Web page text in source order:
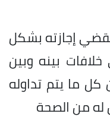
يقضي إجازته بشكل
بينه وبين
كل ما يتم تداوله
له من الصحة